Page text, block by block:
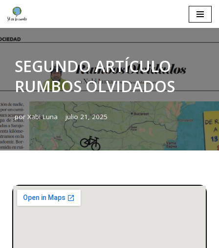
Saltar
al
SEGUNDO ARTÍCULO
RUMBOS OLVIDADOS
por Xabi Luna julio 21, 2025